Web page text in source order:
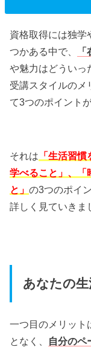
資格取得には独学
つかある中で、
や魅力はどういっ
受講スタイルのメ
て3つのポイント
それは 「生活習
学べること」、「
と」の3つのポイ
詳しく見ていきま
あなたの
一つ目のメリット
となく、 自分のペ